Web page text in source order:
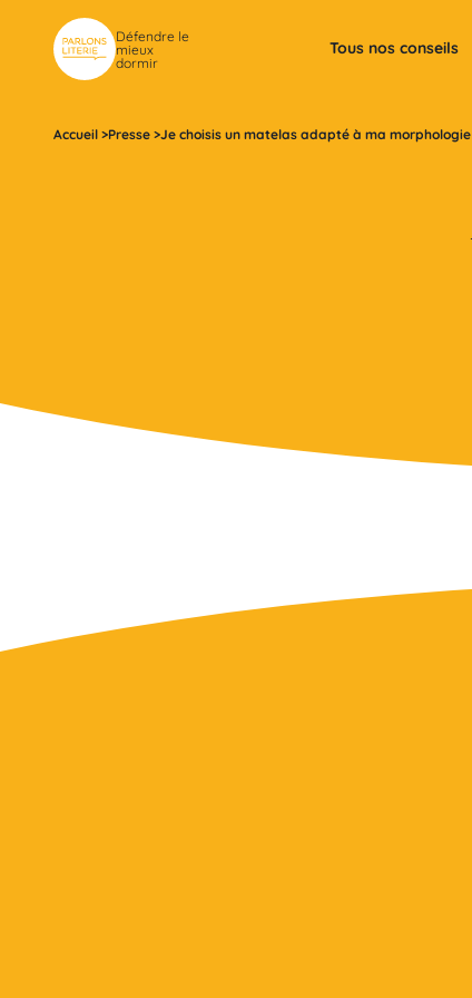
Défendre le
mieux
dormir
Tous nos conseils
Accueil>Presse>Je choisis un matelas adapté à ma morphologie